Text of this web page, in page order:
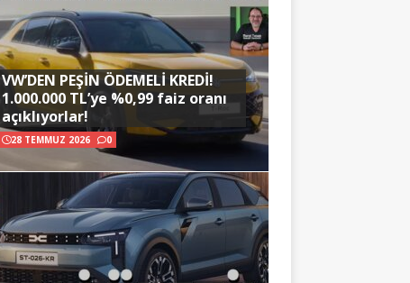
VW’DEN PEŞİN ÖDEMELİ KREDİ!
1.000.000 TL’ye %0,99 faiz oranı
açıklıyorlar!
28 TEMMUZ 2026 0